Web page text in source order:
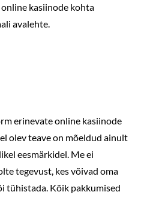
kasiinode kohta
avalehte.
erinevate online kasiinode
olev teave on mõeldud ainult
eesmärkidel. Me ei
tegevust, kes võivad oma
tühistada. Kõik pakkumised